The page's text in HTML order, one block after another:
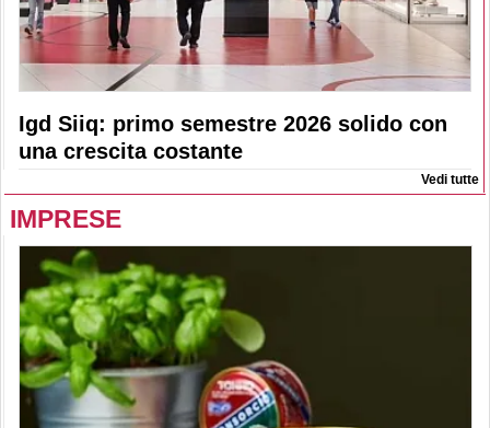
Igd Siiq: primo semestre 2026 solido con
una crescita costante
Vedi tutte
IMPRESE